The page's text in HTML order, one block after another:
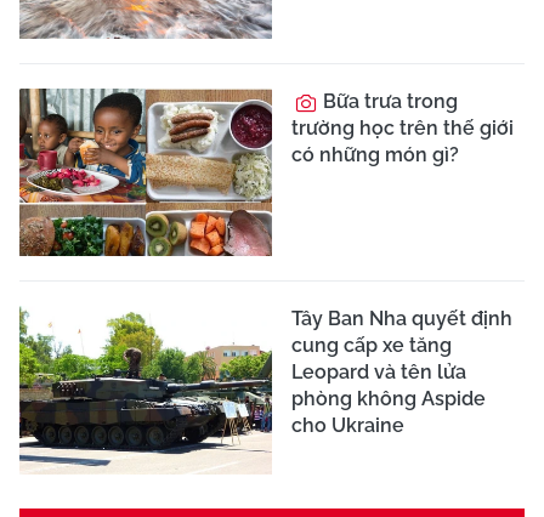
Bữa trưa trong
trường học trên thế giới
có những món gì?
Tây Ban Nha quyết định
cung cấp xe tăng
Leopard và tên lửa
phòng không Aspide
cho Ukraine